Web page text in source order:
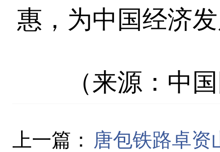
惠，为中国经济
（来源：中国
上一篇： 唐包铁路卓资